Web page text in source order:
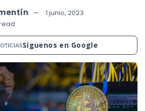
1 junio, 2023
Síguenos en Google